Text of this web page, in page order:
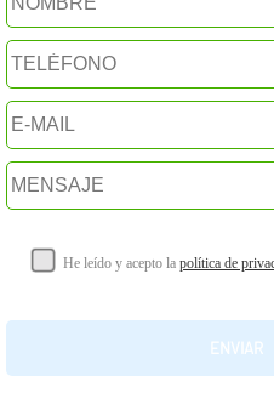
He leído y acepto la política de